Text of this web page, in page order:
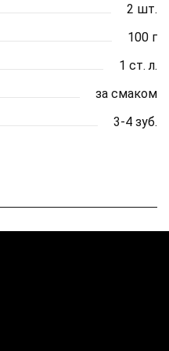
2 шт.
100 г
1 ст. л.
за смаком
3-4 зуб.